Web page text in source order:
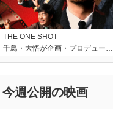
THE ONE SHOT
千鳥・大悟が企画・プロデュー…
今週公開の映画